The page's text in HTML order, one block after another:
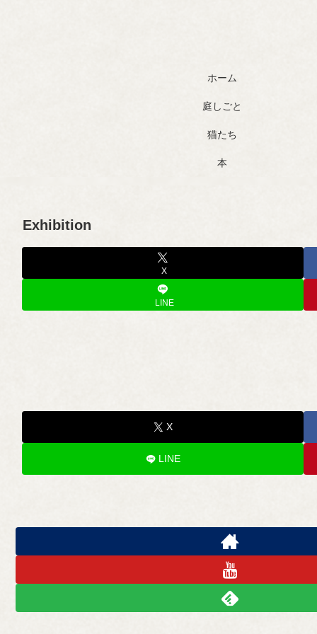
ホーム
庭しごと
猫たち
本
Exhibition
X
LINE
X
LINE